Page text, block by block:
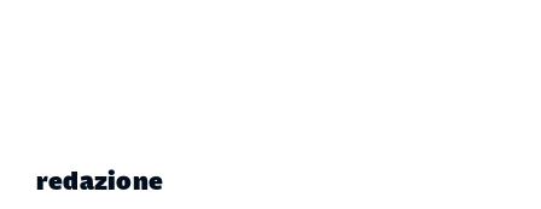
redazione